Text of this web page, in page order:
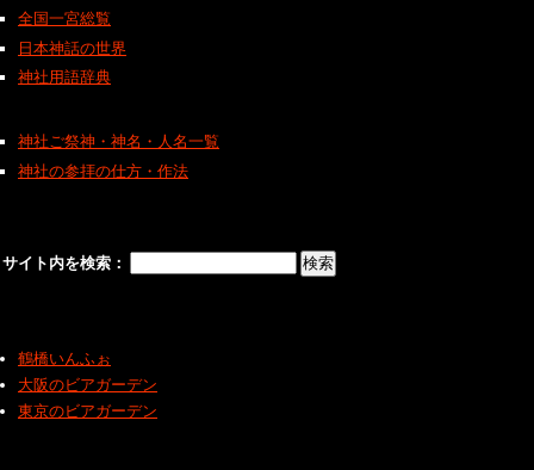
全国一宮総覧
日本神話の世界
神社用語辞典
神社ご祭神・神名・人名一覧
神社の参拝の仕方・作法
サイト内を検索：
鶴橋いんふぉ
大阪のビアガーデン
東京のビアガーデン